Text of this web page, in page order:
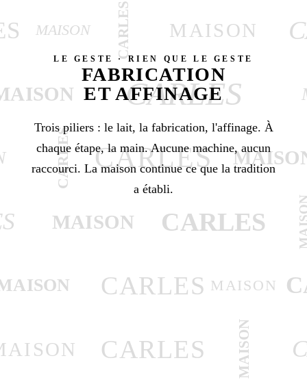
MAISON CARLES MAISON
CARLES
CARLES CARLES
MAISON CARLES
CARLES MAISON
CARLES MAISON
LE GESTE · RIEN QUE LE GESTE
FABRICATION
ET AFFINAGE
Trois piliers : le lait, la fabrication, l'affinage. À
chaque étape, la main. Aucune machine, aucun
raccourci. La maison continue ce que la tradition
a établi.